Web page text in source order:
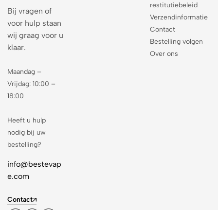
Bij vragen of
voor hulp staan
wij graag voor u
klaar.
Maandag –
Vrijdag: 10:00 –
18:00
Heeft u hulp
nodig bij uw
bestelling?
info@bestevap
e.com
Contact
restitutiebeleid
Verzendinformatie
Contact
Bestelling volgen
Over ons